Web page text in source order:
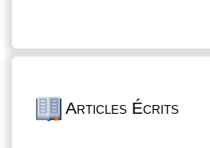
Articles Écrits